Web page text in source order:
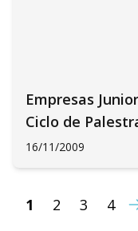
Empresas
Ciclo de
16/11/2009
1 2 3 4